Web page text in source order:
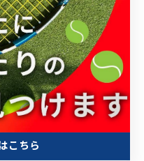
Categories
ー
プキャビン大宮店
プキャビン柏店
こちら